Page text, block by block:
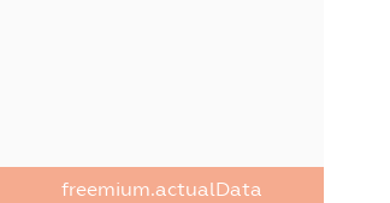
freemium.actualData